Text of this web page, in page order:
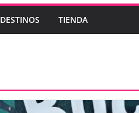
DESTINOS TIENDA